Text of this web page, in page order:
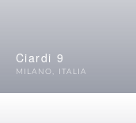
Ciardi 9
MILANO , ITALIA